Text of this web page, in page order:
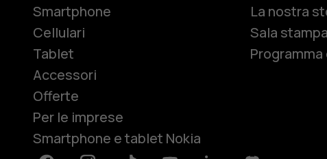
Smartphone
Cellulari
Tablet
Accessori
Offerte
Per le imprese
Smartphone e tablet Nokia
La nostra
Sala stampa